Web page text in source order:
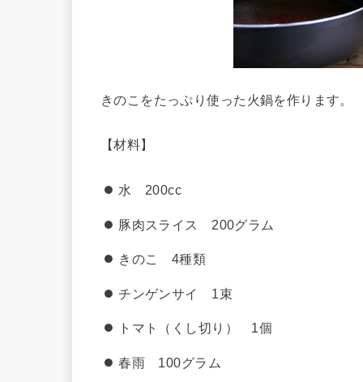
きのこをたっぷり使った火鍋を作ります。
【材料】
水 200cc
豚肉スライス 200グラム
きのこ 4種類
チンゲンサイ 1束
トマト（くし切り） 1個
春雨 100グラム